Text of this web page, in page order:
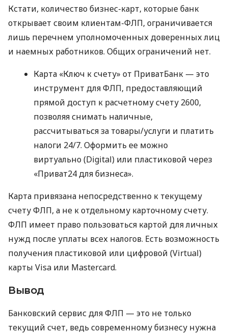
Кстати, количество бизнес-карт, которые банк
открывает своим клиентам-ФЛП, ограничивается
лишь перечнем уполномоченных доверенных лиц
и наемных работников. Общих ограничений нет.
Карта «Ключ к счету» от ПриватБанк — это
инструмент для ФЛП, предоставляющий
прямой доступ к расчетному счету 2600,
позволяя снимать наличные,
рассчитываться за товары/услуги и платить
налоги 24/7. Оформить ее можно
виртуально (Digital) или пластиковой через
«Приват24 для бизнеса».
Карта привязана непосредственно к текущему
счету ФЛП, а не к отдельному карточному счету.
ФЛП имеет право пользоваться картой для личных
нужд после уплаты всех налогов. Есть возможность
получения пластиковой или цифровой (Virtual)
карты Visa или Mastercard.
Вывод
Банковский сервис для ФЛП — это не только
текущий счет, ведь современному бизнесу нужна